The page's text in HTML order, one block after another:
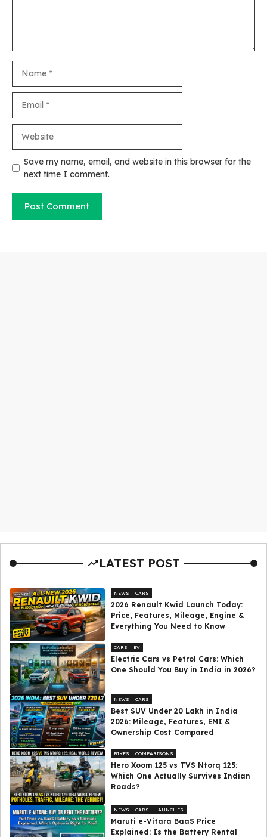
Save my name, email, and website in this browser for the
next time I comment.
LATEST POST
NEWS CARS
2026 Renault Kwid Launch Today:
Price, Features, Mileage, Engine &
Everything You Need to Know
CARS EV
Electric Cars vs Petrol Cars: Which
One Should You Buy in India in 2026?
NEWS CARS
Best SUV Under ₹20 Lakh in India
2026: Mileage, Features, EMI &
Ownership Cost Compared
BIKES COMPARISONS
Hero Xoom 125 vs TVS Ntorq 125:
Which One Actually Survives Indian
Roads?
NEWS CARS LAUNCHES
Maruti e-Vitara BaaS Price
Explained: Is the Battery Rental